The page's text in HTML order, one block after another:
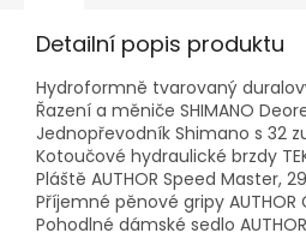
Detailní popis produktu
Hydroformně tvarovaný
Řazení a měniče SHIMANO
Jednopřevodník Shimano s 32
Kotoučové hydraulické brzdy
Pláště AUTHOR Speed Master,
Příjemné pěnové gripy AUTHOR
Pohodlné dámské sedlo